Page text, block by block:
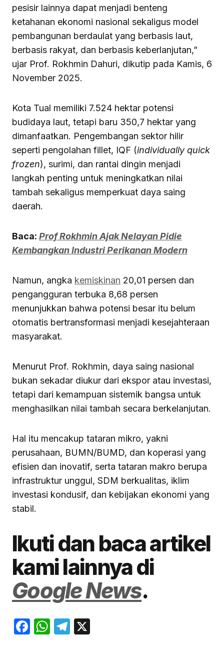
pesisir lainnya dapat menjadi benteng
ketahanan ekonomi nasional sekaligus model
pembangunan berdaulat yang berbasis laut,
berbasis rakyat, dan berbasis keberlanjutan,”
ujar Prof. Rokhmin Dahuri, dikutip pada Kamis, 6
November 2025.
Kota Tual memiliki 7.524 hektar potensi
budidaya laut, tetapi baru 350,7 hektar yang
dimanfaatkan. Pengembangan sektor hilir
seperti pengolahan fillet, IQF (individually quick
frozen), surimi, dan rantai dingin menjadi
langkah penting untuk meningkatkan nilai
tambah sekaligus memperkuat daya saing
daerah.
Baca: Prof Rokhmin Ajak Nelayan Pidie
Kembangkan Industri Perikanan Modern
Namun, angka kemiskinan 20,01 persen dan
pengangguran terbuka 8,68 persen
menunjukkan bahwa potensi besar itu belum
otomatis bertransformasi menjadi kesejahteraan
masyarakat.
Menurut Prof. Rokhmin, daya saing nasional
bukan sekadar diukur dari ekspor atau investasi,
tetapi dari kemampuan sistemik bangsa untuk
menghasilkan nilai tambah secara berkelanjutan.
Hal itu mencakup tataran mikro, yakni
perusahaan, BUMN/BUMD, dan koperasi yang
efisien dan inovatif, serta tataran makro berupa
infrastruktur unggul, SDM berkualitas, iklim
investasi kondusif, dan kebijakan ekonomi yang
stabil.
Ikuti dan baca artikel
kami lainnya di
Google News.
Facebook
WhatsApp
Telegram